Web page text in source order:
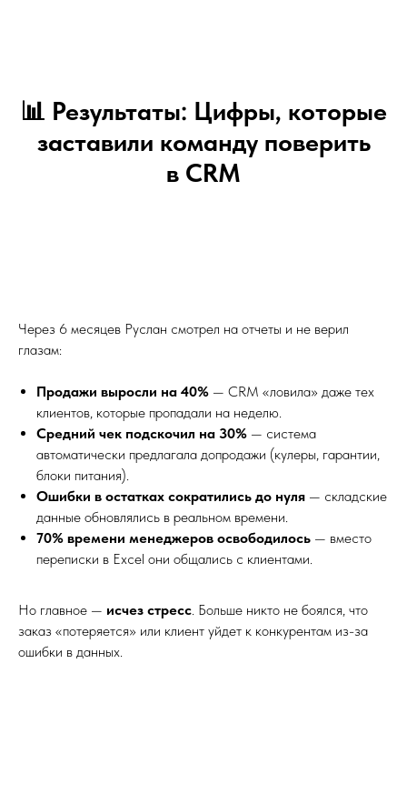
📊 Результаты: Цифры, которые
заставили команду поверить
в CRM
Через 6 месяцев Руслан смотрел на отчеты и не верил
глазам:
Продажи выросли на 40% — CRM «ловила» даже тех
клиентов, которые пропадали на неделю.
Средний чек подскочил на 30% — система
автоматически предлагала допродажи (кулеры, гарантии,
блоки питания).
Ошибки в остатках сократились до нуля — складские
данные обновлялись в реальном времени.
70% времени менеджеров освободилось — вместо
переписки в Excel они общались с клиентами.
Но главное — исчез стресс. Больше никто не боялся, что
заказ «потеряется» или клиент уйдет к конкурентам из-за
ошибки в данных.